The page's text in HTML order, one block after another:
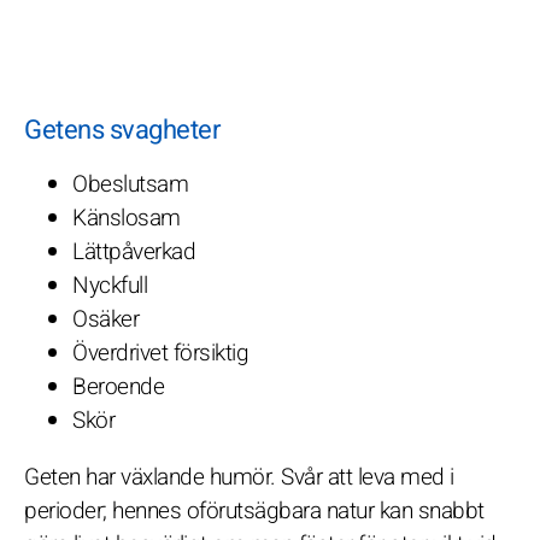
Getens svagheter
Obeslutsam
Känslosam
Lättpåverkad
Nyckfull
Osäker
Överdrivet försiktig
Beroende
Skör
Geten har växlande humör. Svår att leva med i
perioder; hennes oförutsägbara natur kan snabbt